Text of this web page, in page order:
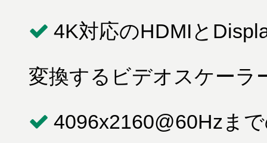
4K対応のHDMIと
変換するビデオスケーラ
4096x2160@60Hzま